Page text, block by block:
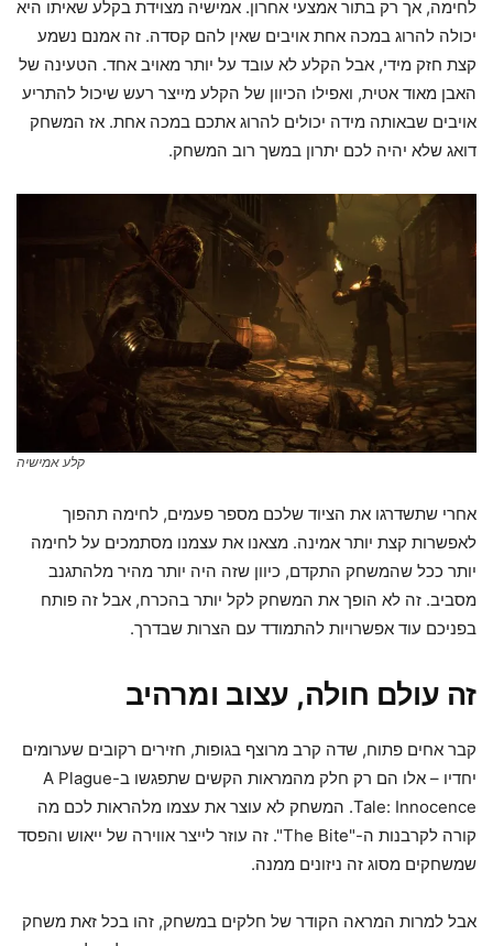
לחימה, אך רק בתור אמצעי אחרון. אמישיה מצוידת בקלע שאיתו היא
יכולה להרוג במכה אחת אויבים שאין להם קסדה. זה אמנם נשמע
קצת חזק מידי, אבל הקלע לא עובד על יותר מאויב אחד. הטעינה של
האבן מאוד אטית, ואפילו הכיוון של הקלע מייצר רעש שיכול להתריע
אויבים שבאותה מידה יכולים להרוג אתכם במכה אחת. אז המשחק
דואג שלא יהיה לכם יתרון במשך רוב המשחק.
קלע אמישיה
אחרי שתשדרגו את הציוד שלכם מספר פעמים, לחימה תהפוך
לאפשרות קצת יותר אמינה. מצאנו את עצמנו מסתמכים על לחימה
יותר ככל שהמשחק התקדם, כיוון שזה היה יותר מהיר מלהתגנב
מסביב. זה לא הופך את המשחק לקל יותר בהכרח, אבל זה פותח
בפניכם עוד אפשרויות להתמודד עם הצרות שבדרך.
זה עולם חולה, עצוב ומרהיב
קבר אחים פתוח, שדה קרב מרוצף בגופות, חזירים רקובים שערומים
יחדיו – אלו הם רק חלק מהמראות הקשים שתפגשו ב-A Plague
Tale: Innocence. המשחק לא עוצר את עצמו מלהראות לכם מה
קורה לקרבנות ה-"The Bite". זה עוזר לייצר אווירה של ייאוש והפסד
שמשחקים מסוג זה ניזונים ממנה.
אבל למרות המראה הקודר של חלקים במשחק, זהו בכל זאת משחק